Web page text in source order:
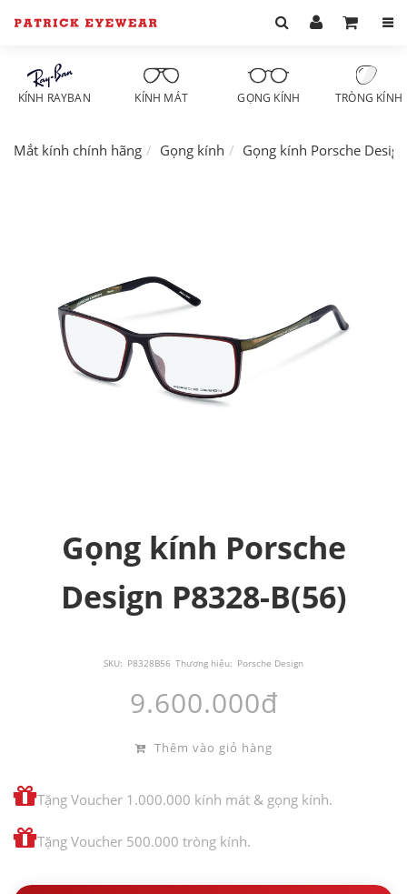
KÍNH RAYBAN KÍNH MÁT GỌNG KÍNH TRÒNG KÍNH
Mắt kính chính hãng Gọng kính Gọng kính Porsche Design
Gọng kính Porsche
Design P8328-B(56)
SKU: P8328B56 Thương hiệu: Porsche Design
9.600.000đ
Thêm vào giỏ hàng
Tặng Voucher 1.000.000 kính mát & gọng kính.
Tặng Voucher 500.000 tròng kính.